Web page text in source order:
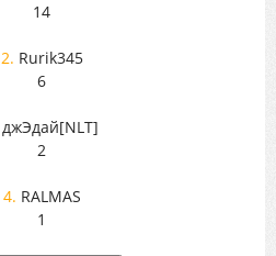
14
2. Rurik345
6
джЭдай[NLT]
2
4. RALMAS
1